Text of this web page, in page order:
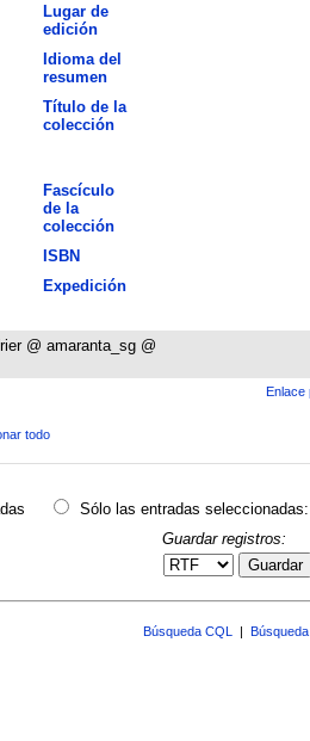
Lugar de
edición
Idioma del
resumen
Título de la
colección
Fascículo
de la
colección
ISBN
Expedición
@ amaranta_sg @
Enlace
todo
Sólo las entradas seleccionadas:
Guardar registros:
Guardar
Búsqueda CQL